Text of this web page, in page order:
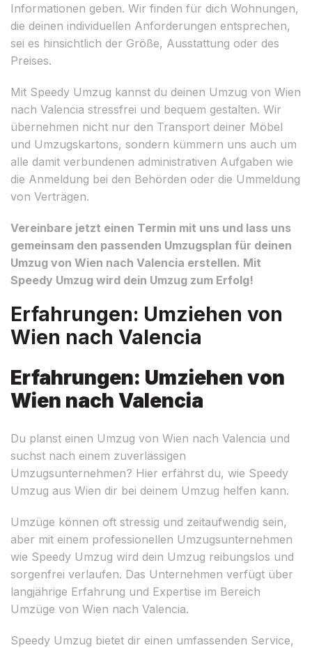
Informationen geben. Wir finden für dich Wohnungen,
die deinen individuellen Anforderungen entsprechen,
sei es hinsichtlich der Größe, Ausstattung oder des
Preises.
Mit Speedy Umzug kannst du deinen Umzug von Wien
nach Valencia stressfrei und bequem gestalten. Wir
übernehmen nicht nur den Transport deiner Möbel
und Umzugskartons, sondern kümmern uns auch um
alle damit verbundenen administrativen Aufgaben wie
die Anmeldung bei den Behörden oder die Ummeldung
von Verträgen.
Vereinbare jetzt einen Termin mit uns und lass uns
gemeinsam den passenden Umzugsplan für deinen
Umzug von Wien nach Valencia erstellen. Mit
Speedy Umzug wird dein Umzug zum Erfolg!
Erfahrungen: Umziehen von
Wien nach Valencia
Erfahrungen: Umziehen von
Wien nach Valencia
Du planst einen Umzug von Wien nach Valencia und
suchst nach einem zuverlässigen
Umzugsunternehmen? Hier erfährst du, wie Speedy
Umzug aus Wien dir bei deinem Umzug helfen kann.
Umzüge können oft stressig und zeitaufwendig sein,
aber mit einem professionellen Umzugsunternehmen
wie Speedy Umzug wird dein Umzug reibungslos und
sorgenfrei verlaufen. Das Unternehmen verfügt über
langjährige Erfahrung und Expertise im Bereich
Umzüge von Wien nach Valencia.
Speedy Umzug bietet dir einen umfassenden Service,